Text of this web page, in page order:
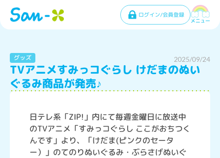
ログイン/会員登録
メニュー
グッズ 2025/09/24
TVアニメすみっコぐらし けだまのぬい
ぐるみ商品が発売♪
日テレ系「ZIP!」内にて毎週金曜日に放送中
のTVアニメ「すみっコぐらし ここがおちつく
んです」より、「けだま(ピンクのセータ
ー）」のてのりぬいぐるみ・ぶらさげぬいぐ